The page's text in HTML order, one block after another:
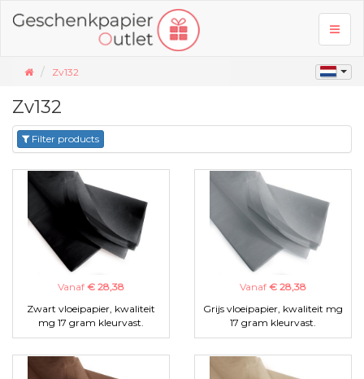
Zv132
Zv132
Filter products
Vanaf € 28,38
Zwart vloeipapier, kwaliteit
mg 17 gram kleurvast.
Vanaf € 28,38
Grijs vloeipapier, kwaliteit mg
17 gram kleurvast.